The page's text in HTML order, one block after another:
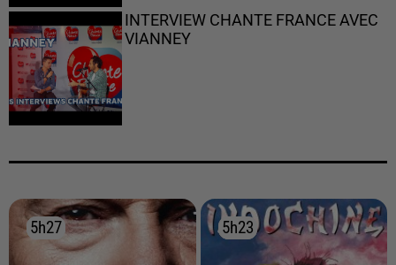
INTERVIEW CHANTE FRANCE AVEC
VIANNEY
5h27
5h27 5h23
5h23